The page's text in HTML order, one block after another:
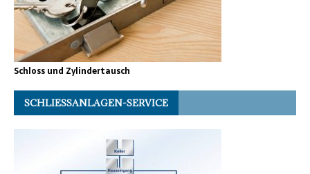
Schloss und Zylindertausch
SCHLIESSANLAGEN-SERVICE